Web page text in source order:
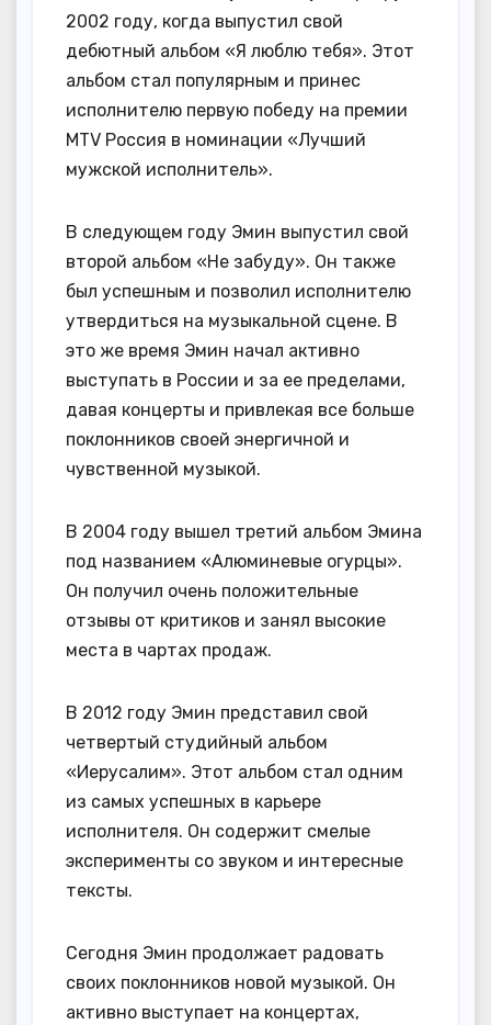
2002 году, когда выпустил свой
дебютный альбом «Я люблю тебя». Этот
альбом стал популярным и принес
исполнителю первую победу на премии
MTV Россия в номинации «Лучший
мужской исполнитель».
В следующем году Эмин выпустил свой
второй альбом «Не забуду». Он также
был успешным и позволил исполнителю
утвердиться на музыкальной сцене. В
это же время Эмин начал активно
выступать в России и за ее пределами,
давая концерты и привлекая все больше
поклонников своей энергичной и
чувственной музыкой.
В 2004 году вышел третий альбом Эмина
под названием «Алюминевые огурцы».
Он получил очень положительные
отзывы от критиков и занял высокие
места в чартах продаж.
В 2012 году Эмин представил свой
четвертый студийный альбом
«Иерусалим». Этот альбом стал одним
из самых успешных в карьере
исполнителя. Он содержит смелые
эксперименты со звуком и интересные
тексты.
Сегодня Эмин продолжает радовать
своих поклонников новой музыкой. Он
активно выступает на концертах,